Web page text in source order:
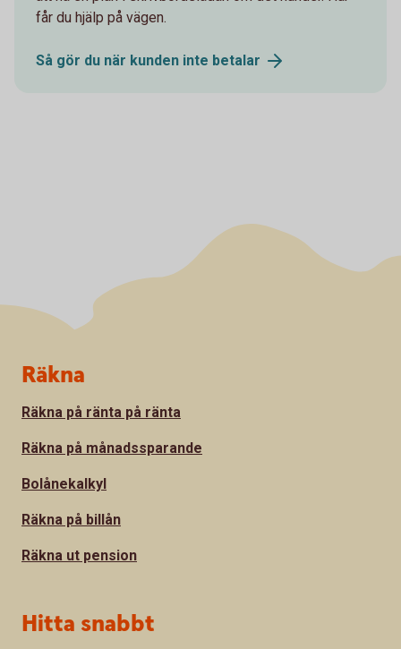
får du hjälp på vägen.
Så gör du när kunden inte betalar
Sidfot
Räkna
Räkna på ränta på ränta
Räkna på månadssparande
Bolånekalkyl
Räkna på billån
Räkna ut pension
Hitta snabbt